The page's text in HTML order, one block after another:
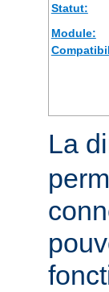
Statut:
Module:
La